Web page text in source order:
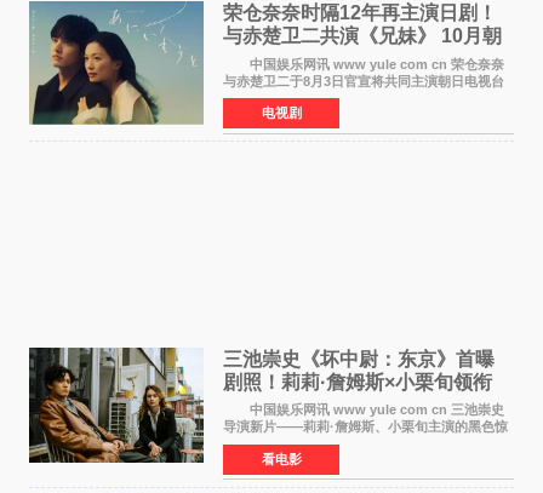
荣仓奈奈时隔12年再主演日剧！
与赤楚卫二共演《兄妹》 10月朝
日新档开播
中国娱乐网讯 www yule com cn 荣仓奈奈
与赤楚卫二于8月3日官宣将共同主演朝日电视台
日剧《兄妹》（10月开播，每周六晚10点播
出）。这也是荣仓奈奈继TBS剧集《为了N》之
后，暌违12年再度担
电视剧
三池崇史《坏中尉：东京》首曝
剧照！莉莉·詹姆斯×小栗旬领衔
黑色惊悚再升级
中国娱乐网讯 www yule com cn 三池崇史
导演新片——莉莉·詹姆斯、小栗旬主演的黑色惊
悚电影《坏中尉：东京》首曝剧照。继阿贝尔·费
拉拉&times;哈威·凯特尔的1992年《坏中尉》和
沃纳·赫
看电影